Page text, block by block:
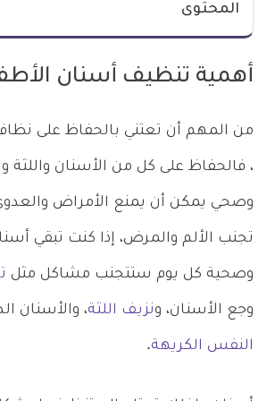
المحتوى
أهمية تنظيف أسنان
من المهم أن تعتني بالحفاظ على
، فالحفاظ على كل من الأسنان
وصحي يمكن أن يمنع الأمراض
تجنب الألم والمرض، إذا كنت تبقي
وصحية كل يوم ستتجنب مشاكل مثل
وجع الأسنان، ونزيف اللثة، والأسنان
النفس الكريهة.